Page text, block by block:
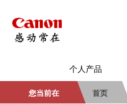
个人产品
您当前在 首页